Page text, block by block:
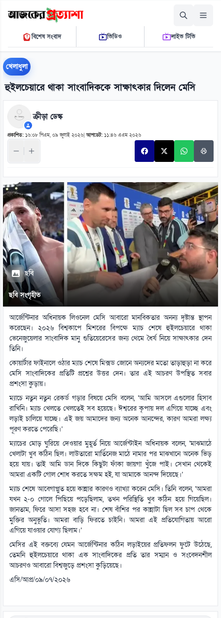
শনিবার, ০৮ আগস্ট ২০২৬
১২ ৪৮ ৪৩ পি.এম.THE DAILY AJKER PROTTASHA
বিশেষ সংবাদ ভিডিও লাইভ টিভি
খেলাধুলা
হুইলচেয়ারে থাকা সাংবাদিককে সাক্ষাৎকার দিলেন মেসি
ক্রীড়া ডেস্ক
প্রকাশিত: ১৬:০৮ পিএম, ০৯ জুলাই ২০২৬ |আপডেট: ১১:৪৬ এএম ২০২৬
ছবি
ছবি সংগৃহীত
আর্জেন্টিনার অধিনায়ক লিওনেল মেসি আবারো মানবিকতার অনন্য দৃষ্টান্ত স্থাপন
করেছেন। ২০২৬ বিশ্বকাপে মিশরের বিপক্ষে ম্যাচ শেষে হুইলচেয়ারে থাকা
ভেনেজুয়েলার সাংবাদিক মানু গুতিয়েরেসের জন্য থেমে ধৈর্য নিয়ে সাক্ষাৎকার দেন
তিনি।
কোয়ার্টার ফাইনালে ওঠার ম্যাচ শেষে মিক্সড জোনে অন্যদের মতো তাড়াহুড়া না করে
মেসি সাংবাদিকের প্রতিটি প্রশ্নের উত্তর দেন। তার এই আচরণ উপস্থিত সবার
প্রশংসা কুড়ায়।
ম্যাচে নতুন নতুন রেকর্ড গড়ার বিষয়ে মেসি বলেন, ‘আমি আসলে এগুলোর হিসাব
রাখিনি। ম্যাচ খেলতে খেলতেই সব হয়েছে। ঈশ্বরের কৃপায় দল এগিয়ে যাচ্ছে এবং
লড়াই চালিয়ে যাচ্ছে। এই জয় আমাদের জন্য অনেক আনন্দের, কারণ আমরা লক্ষ্য
পূরণ করতে পেরেছি।’
ম্যাচের মোড় ঘুরিয়ে দেওয়ার মুহূর্ত নিয়ে আর্জেন্টাইন অধিনায়ক বলেন, ‘মাঝমাঠে
খেলাটা খুব কঠিন ছিল। লাউতারো মার্তিনেজ মাঠে নামার পর মাঝখানে অনেক ভিড়
হয়ে যায়। তাই আমি ডান দিকে কিছুটা ফাঁকা জায়গা খুঁজে পাই। সেখান থেকেই
আমরা একটি গোল শোধ করতে সক্ষম হই, যা আমাকে আনন্দ দিয়েছে।’
ম্যাচ শেষে আবেগাপ্লুত হয়ে কান্নার কারণও ব্যাখ্যা করেন মেসি। তিনি বলেন, ‘আমরা
যখন ২-০ গোলে পিছিয়ে পড়েছিলাম, তখন পরিস্থিতি খুব কঠিন হয়ে গিয়েছিল।
জানতাম, ফিরে আসা সহজ হবে না। শেষ বাঁশির পর কান্নাটা ছিল সব চাপ থেকে
মুক্তির অনুভূতি। আমরা বাড়ি ফিরতে চাইনি। আমরা এই প্রতিযোগিতায় আরো
এগিয়ে যাওয়ার যোগ্য ছিলাম।’
মেসির এই বক্তব্যে যেমন আর্জেন্টিনার কঠিন লড়াইয়ের প্রতিফলন ফুটে উঠেছে,
তেমনি হুইলচেয়ারে থাকা এক সাংবাদিকের প্রতি তার সম্মান ও সংবেদনশীল
আচরণও আবারো বিশ্বজুড়ে প্রশংসা কুড়িয়েছে।
এসি/আপ্র/০৯/০৭/২০২৬